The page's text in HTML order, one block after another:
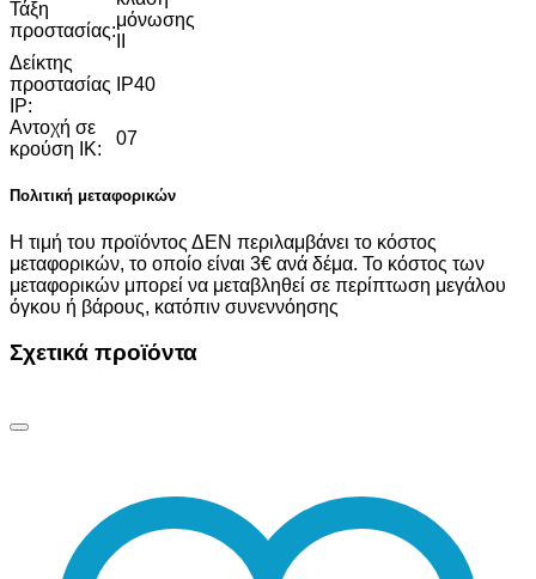
Τάξη
προστασίας:
μόνωσης
Δείκτης
προστασίας
IP:
IP40
Αντοχή σε
κρούση IK:
07
Πολιτική μεταφορικών
Η τιμή του προϊόντος ΔΕΝ περιλαμβάνει το κόστος
μεταφορικών, το οποίο είναι 3€ ανά δέμα. Το κόστος των
μεταφορικών μπορεί να μεταβληθεί σε περίπτωση μεγάλου
όγκου ή βάρους, κατόπιν συνεννόησης
Σχετικά προϊόντα